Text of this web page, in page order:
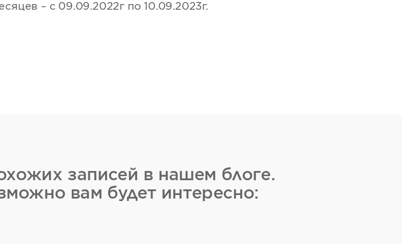
– с 09.09.2022г по 10.09.2023г.
записей в нашем блоге.
вам будет интересно: